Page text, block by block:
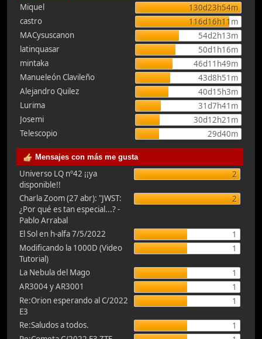
Miquel
130d23h54m
castro
116d16h11m
MACysuscanon
54d2h13m
latinquasar
50d1h16m
mintaka
46d11h49m
Manueleón Clavileño
43d8h51m
Alejandro Quilez
40d15h3m
Lurima
31d7h41m
Josemi
30d12h21m
Telescopio
29d40m
Mensajes con más me gusta
Universo LQ nº42 ¡¡ya
disponible!!
2
Charla Zoom (27 abr): "JWST:
¿Por qué es tan especial...? -
Pablo Arrabal
2
El Sol en h-alfa 7/5/2022
1
Modificando la 1000D (Video
Tutorial)
1
La Nebula del Mago
1
AR3004 y AR3001
1
Re:Orion esperando al C/2022
E3
1
Re:Saludos a todos.
1